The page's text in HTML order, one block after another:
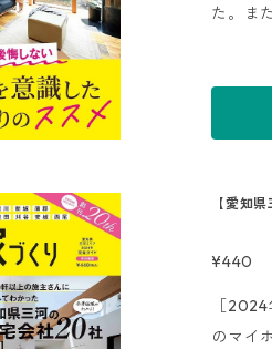
た。ま
でき
ど、各
【愛知
¥440
［
のマイ